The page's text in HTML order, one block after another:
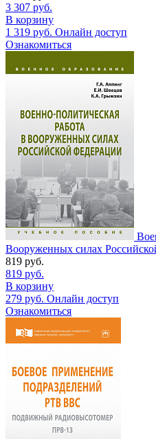
3 307 руб.
В корзину
1 319 руб. Онлайн доступ
Ознакомиться
Вооруженных силах
819 руб.
819 руб.
В корзину
279 руб. Онлайн доступ
Ознакомиться